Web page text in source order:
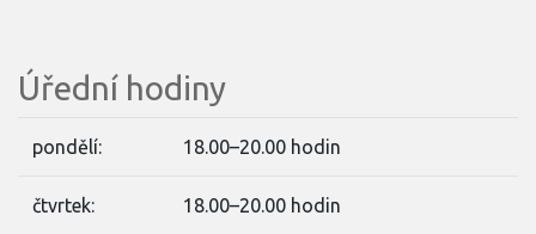
Úřední hodiny
pondělí: 18.00–20.00 hodin
čtvrtek: 18.00–20.00 hodin